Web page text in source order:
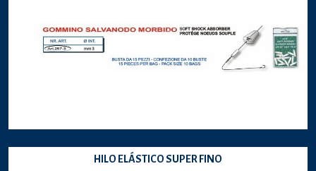
HILO ELÁSTICO SUPER FINO